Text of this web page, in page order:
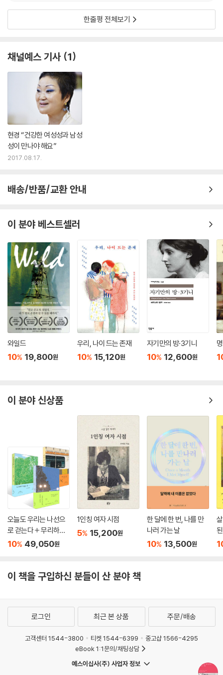
치라고 잔소리하던 그녀, 외출하는 길에 용돈을 쥐어주던 그녀. 아침저녁
과 아픔을 알아주고 쓰다듬어주는 일… … 몇 주간 뉴욕에서 내가 경험한
것은 구체적인 삶과 사랑의 모습이었다. 검은 거울이 말하던 ‘여성의 영
성’이란 이런 모습이었구나.
--- p.189
“80개국 넘는 나라를 여행하는 동안 나는 직관을 믿는 법, 수호 천사가 있
다는 사실, 사람들은 너무나 비슷하다는 것, 내가 따뜻하고 진실한 마음으
로 다가설 때 사람들 또한 나에게 그런 친절을 보여준다는, 인간성에 대한
지구는 너무나 작은 것이로구나.”
“아무에게도 증명할 필요 없고, 이걸로 돈을 벌어야 할 필요도 없이, 즐거
고 언제 돌아가든 따뜻한 친구 같은 관계. 내겐 책처럼 좋은 친구, 책처럼
좋은 치유가 없어.…… 내겐 저녁마다 소파에 누워 책 읽는 게 너무나 행복
한 시간이야. 인생은 누구에게나 만만치 않아서 때론 이런 것들이 있어야
견뎌나갈 수가 있거든.”
--- p.229
“나는 누구인가, 이 세상에 왜 왔는가, 이 몸을 입고서 해야 할 일은 무엇인
가, 이런 근본적인 질문은 종교가 있건 없건 누구나 다 갖고 있지. 종교가
외적인 권위에 근거했다면 영성은 내적인 권위를 따르는 거고, 이건 인간
의 삶에서 아주 중요한 뿌리야. 영성이 있는 삶과 없는 삶은 천국과 지옥만
--- p.236
“이제 많은 사람들이 ‘지배하는 힘’이 아닌 ‘키워주는 힘’ 혹은 ‘매혹하는
힘’을 이야기하고 있어. 그 사람 안에 있는 것을 발견하게 해주고 살아나게
해주는 거지. 그런 존재의 힘이야말로 무언가를 변화시킬 동력을 갖고 있
어. 괜히 그 사람 옆에 있고 싶고 그 사람에게 배우고 싶은 거지. 내용이 있
으니까!”
--- p.238
쪽
“섹스는 언어야. 다른 사람과의 가장 깊은 커뮤니케이션이지. 외국어 배울
때 단어나 문법을 익히는 것처럼 섹스의 단어와 문법도 배워야 해. 연습을
통해 더 유창해지는 것도 물론이고. 내 몸의 에너지가 어떻게 도는지를 느
끼고, 말없이 몸의 떨림과 에너지의 흐름만으로 누군가와 소통한다는 건
만큼 누릴 수 있고 자기 몸을 잘 알수록 만족감도 커져. 뭐든 잘하면 아름답
--- p.247
“다가오는 시대는 아름다움의 시대야. 과학, 철학, 종교의 권위에 짓눌렸
던 ‘진眞’의 시대, 인간이 야수처럼 서로를 죽이는 동안 정의에 대한 갈망
으로 피어난 ‘선善’의 시대가 끝나고 이제는 ‘미美’의 시대가 왔어. 진이나
선과 달리 미에는 강요가 아닌 매혹이 있을 뿐이야. 그래서 더 힘이 있는 거
주는 여성의 영성”이라고 대답한다. 강연장에서 “당신은 기독교 신학자면
서 불교 선생이기도 한데 당신의 진짜 종교는 무엇”이냐는 누군가의 질문
제 종교를 정의하라고 한다면 글쎄, 저는 ‘우주 자궁교’라고나 할까요?”라
고 답한다.
이름부터 믿음까지 그녀는 모든 것이 페미니스트이고 살림이스트이다. 그
러나 이는 그저 우연의 산물이 아니다. 새어머니 손에서 자라고, 아버지 사
업이 무너져 뼈저린 가난을 경험하고, 이혼과 우울증으로 죽어가던…… 그
런 운명을 극복하면서 내려온 수많은 선택의 결과였다.
분노와 피해 의식에 사로잡혀 있는 한 어떤 문제도 해결할 수 없다고 믿는
저앉지 않을 힘을 얻기도 한다는 것이다. 현경은 정의를 향한 이러한 분노
는 힘, 여신의 에너지”로, 곧 살림의 에너지로 더 깊어지고 더 넓어진 것이
그렇다고 현경이 ‘이즘’을 앞세우며 사회 참여만을 가치 있게 여기는 것은
아니다. 매일 아침저녁으로 백팔 배를 한다는 그녀는 “수행이 없는 참여도
아집에 빠지기 쉽지만, 참여가 없는 수행도 깨달음에 집착하게 되지. 깨달
아 도인이 되겠다는 생각만으로 세상에서 어떤 일이 일어나든 상관없이 벽
만 보고 앉아 있다면 그건 문제야. 반면 자기 수행이 없는 사회 운동은 언젠
가 힘을 갖게 되었을 때 그 힘을 악용하기 쉽지. 권력과 폭력의 악순환이 일
어나는 거야. 그래서 사회 운동을 하는 사람은 꼭 수행도 해야 한다고
봐”(75쪽)라고 말한다.
수 있어야 그 싸움이 끝난다고 생각해요”라고 말하는 수진에게 현경은 이
렇게 말한다. “원칙은 비폭력이지만 내가 완전히 수용적인 사람이 될지는
잘 모르겠어. 수동적으로 그저 받아들이겠다는 것도 아니고 적극적으로 공
격하겠다는 것도 아니야. 경우에 따라 싸워야 할 때와 아닐 때가 있을 것 같
아.…… 무고한 사람들이나 어린아이가 죽어갈 때, 여러 사람이 죽어갈 때,
그런 순간에도 나 몰라라 하거나 비폭력만 고집하는 건 문제라고 봐.”(87
쪽) 어쩌면 현경의 이런 태도 또한 공격받고 상처 입은 자들을 보살피고 지
키려는 ‘살림’의 또 다른 표현일지 모른다.
현경의 ‘살림’은 비단 사람에만 머물지 않았다. 지인의 빈집에 잠시 머무는
동안에도 현경은 짬짬이 시간을 내 화분과 꽃, 전등과 식탁보, 하다못해 냅
킨 한 장도 정성껏 골라 집을 꾸몄고, 날마다 그레고리안 성가나 재즈 음악
을 틀었다. 알고 보니 그 집이 원래 개를 도살하던 터에 지어졌고 그나마도
폐지를 주우며 홀로 지내던 할머니가 살다가 떠난 뒤 비어 있던 곳이라며,
고 치유하고 살리는 힘, 그러나 그것은 수동적으로 그냥 받아내는 것과는
자유롭기를, 끝없이 자기답기를……
2부 ‘선택’은 뉴욕의 이야기다. 현경의 친구들은 “현경을 제대로 알고 싶으
면 그녀의 집을 보아야 한다”고 했는데, 수진은 그녀의 집을 보고나자 그
름다움에 민감한 사람을 본 적이 없다. 외모뿐만 아니라 머무는 공간, 하는
한줄평 전체보기
채널예스 기사 1
현경 “건강한 여성성과 남성
성이 만나야 해요”
2017.08.17.
배송/반품/교환 안내
이 분야 베스트셀러
와일드
10% 19,800원
우리, 나이 드는 존재
10% 15,120원
자기만의 방·3기니
10% 12,600원
이 분야 신상품
오늘도 우리는 나선으
로 걷는다 + 무리하지
않는 선에서 + 마음의
10% 49,050원
1인칭 여자 시점
5% 15,200원
한 달에 한 번, 나를 만
나러 가는 날
10% 13,500원
이 책을 구입하신 분들이 산 분야 책
로그인 최근 본 상품 주문/배송
고객센터 1544-3800 티켓 1544-6399
중고샵 1566-4295
eBook 1:1문의/채팅상담
예스이십사(주) 사업자 정보